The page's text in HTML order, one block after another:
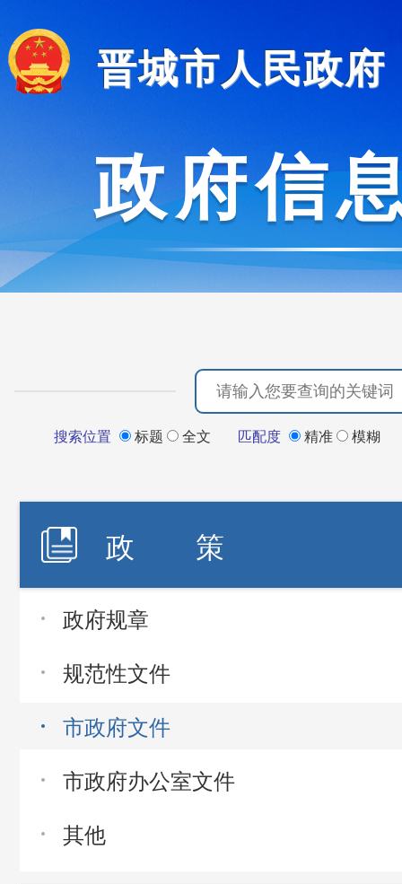
晋城市人民政府
政府信
搜索位置 标题 全文 匹配度 精准 模糊
政 策
政府规章
规范性文件
市政府文件
市政府办公室文件
其他